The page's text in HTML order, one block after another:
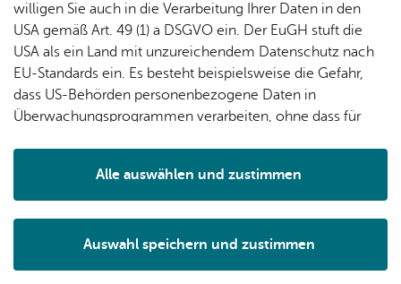
Thema informieren möchten, geht es hier zum
Onlinekatalog des Medienhaus am See. Zusätzlich stehen
Ihnen weitere
Auswahllisten, in denen Sie ausgewählte aktuelle
Medien eines Themas finden. In unseren
Medientipps
willigen Sie auch in die Verarbeitung Ihrer Daten in den
USA gemäß Art. 49 (1) a DSGVO ein. Der EuGH stuft die
USA als ein Land mit unzureichendem Datenschutz nach
EU-Standards ein. Es besteht beispielsweise die Gefahr,
dass US-Behörden personenbezogene Daten in
Überwachungsprogrammen verarbeiten, ohne dass für
Auswahl speichern und zustimmen
Alle auswählen und zustimmen